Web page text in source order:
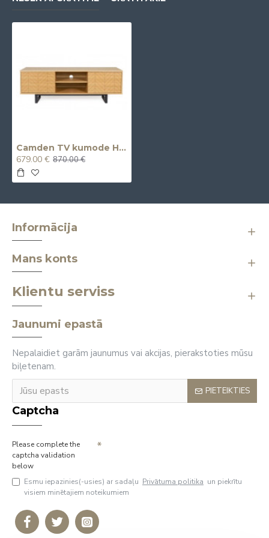
Camden TV kumode Herringbone Print
679.00 € 870.00 €
Informācija
Mans konts
Klientu serviss
Jaunumi epastā
Nepalaidiet garām jaunumus vai akcijas, pierakstoties mūsu
biļetenam.
PIETEIKTIES
Captcha
Please complete the
captcha validation
below
Esmu iepazinies(-usies) ar sadaļu Privātuma politika un piekrītu
visiem minētajiem noteikumiem